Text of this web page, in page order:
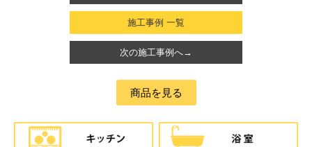
施工事例 一覧
次の施工事例へ→
商品を見る